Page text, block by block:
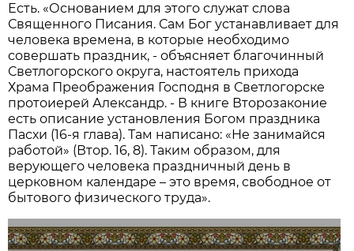
Есть. «Основанием для этого служат слова
Священного Писания. Сам Бог устанавливает для
человека времена, в которые необходимо
совершать праздник, - объясняет благочинный
Светлогорского округа, настоятель прихода
Храма Преображения Господня в Светлогорске
протоиерей Александр. - В книге Второзаконие
есть описание установления Богом праздника
Пасхи (16-я глава). Там написано: «Не занимайся
работой» (Втор. 16, 8). Таким образом, для
верующего человека праздничный день в
церковном календаре – это время, свободное от
бытового физического труда».